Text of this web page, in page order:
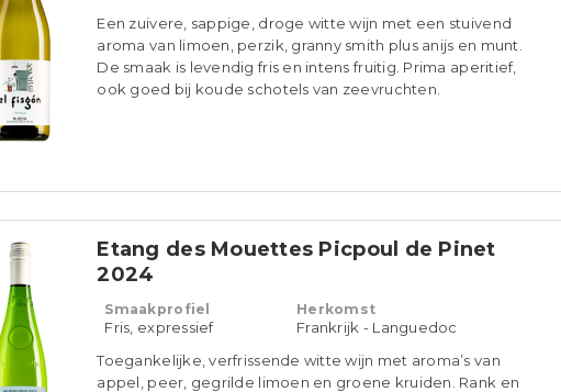
Een zuivere, sappige, droge witte wijn met een stuivend
aroma van limoen, perzik, granny smith plus anijs en munt.
De smaak is levendig fris en intens fruitig. Prima aperitief,
ook goed bij koude schotels van zeevruchten.
Etang des Mouettes Picpoul de Pinet
2024
Smaakprofiel
Fris, expressief
Herkomst
Frankrijk - Languedoc
Toegankelijke, verfrissende witte wijn met aroma’s van
appel, peer, gegrilde limoen en groene kruiden. Rank en